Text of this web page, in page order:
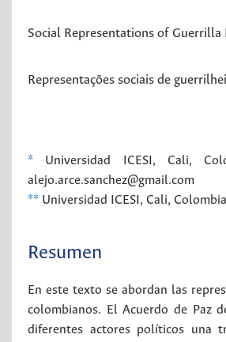
Social Representations of
Representações sociais de
*
Universidad ICESI, Cali,
alejo.arce.sanchez@gmail.com
** Universidad ICESI, Cali,
Resumen
En este texto se abordan las
colombianos. El Acuerdo de Paz
diferentes actores políticos una